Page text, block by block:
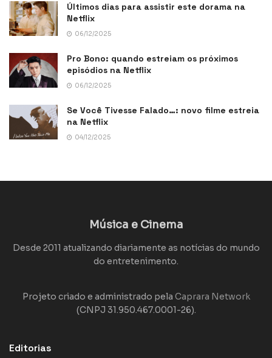
Últimos dias para assistir este dorama na
Netflix
06/12/2025
Pro Bono: quando estreiam os próximos
episódios na Netflix
06/12/2025
Se Você Tivesse Falado…: novo filme estreia
na Netflix
04/12/2025
Música e Cinema
Desde 2011 atualizando diariamente as notícias do mundo
do entretenimento.
Projeto criado e administrado pela Caprara Network
(CNPJ 31.950.467.0001-26).
Editorias